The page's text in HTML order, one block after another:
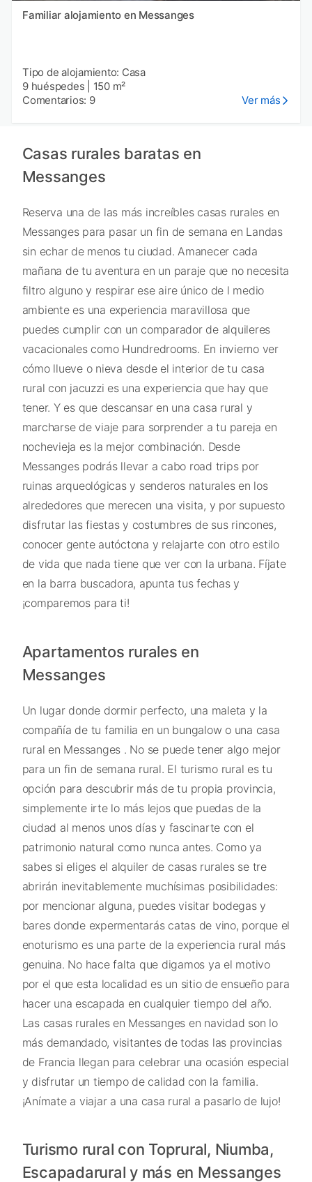
Familiar alojamiento en Messanges
Tipo de alojamiento: Casa
9 huéspedes
150 m²
Comentarios: 9
Ver más
Casas rurales baratas en
Messanges
Reserva una de las más increíbles casas rurales en
Messanges para pasar un fin de semana en Landas
sin echar de menos tu ciudad. Amanecer cada
mañana de tu aventura en un paraje que no necesita
filtro alguno y respirar ese aire único de l medio
ambiente es una experiencia maravillosa que
puedes cumplir con un comparador de alquileres
vacacionales como Hundredrooms. En invierno ver
cómo llueve o nieva desde el interior de tu casa
rural con jacuzzi es una experiencia que hay que
tener. Y es que descansar en una casa rural y
marcharse de viaje para sorprender a tu pareja en
nochevieja es la mejor combinación. Desde
Messanges podrás llevar a cabo road trips por
ruinas arqueológicas y senderos naturales en los
alrededores que merecen una visita, y por supuesto
disfrutar las fiestas y costumbres de sus rincones,
conocer gente autóctona y relajarte con otro estilo
de vida que nada tiene que ver con la urbana. Fíjate
en la barra buscadora, apunta tus fechas y
¡comparemos para ti!
Apartamentos rurales en
Messanges
Un lugar donde dormir perfecto, una maleta y la
compañía de tu familia en un bungalow o una casa
rural en Messanges . No se puede tener algo mejor
para un fin de semana rural. El turismo rural es tu
opción para descubrir más de tu propia provincia,
simplemente irte lo más lejos que puedas de la
ciudad al menos unos días y fascinarte con el
patrimonio natural como nunca antes. Como ya
sabes si eliges el alquiler de casas rurales se tre
abrirán inevitablemente muchísimas posibilidades:
por mencionar alguna, puedes visitar bodegas y
bares donde expermentarás catas de vino, porque el
enoturismo es una parte de la experiencia rural más
genuina. No hace falta que digamos ya el motivo
por el que esta localidad es un sitio de ensueño para
hacer una escapada en cualquier tiempo del año.
Las casas rurales en Messanges en navidad son lo
más demandado, visitantes de todas las provincias
de Francia llegan para celebrar una ocasión especial
y disfrutar un tiempo de calidad con la familia.
¡Anímate a viajar a una casa rural a pasarlo de lujo!
Turismo rural con Toprural, Niumba,
Escapadarural y más en Messanges